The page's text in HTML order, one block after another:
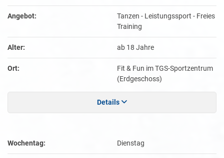
Angebot:
Tanzen - Leistungssport - Freies
Training
Alter: ab 18 Jahre
Ort:
Fit & Fun im TGS-Sportzentrum
(Erdgeschoss)
Details
Wochentag: Dienstag